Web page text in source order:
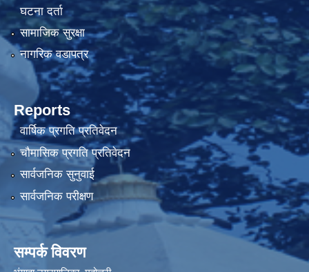
घटना दर्ता
सामाजिक सुरक्षा
नागरिक वडापत्र
Reports
वार्षिक प्रगति प्रतिवेदन
चौमासिक प्रगति प्रतिवेदन
सार्वजनिक सुनुवाई
सार्वजनिक परीक्षण
सम्पर्क विवरण